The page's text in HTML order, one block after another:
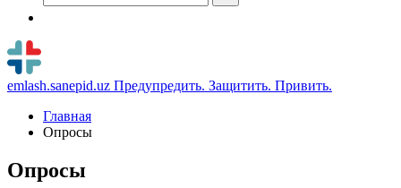
emlash.sanepid.uz Предупредить. Защитить. Привить.
Главная
Опросы
Опросы